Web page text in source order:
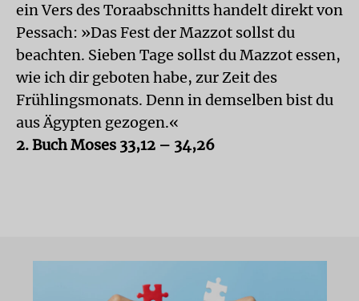
ein Vers des Toraabschnitts handelt direkt von
Pessach: »Das Fest der Mazzot sollst du
beachten. Sieben Tage sollst du Mazzot essen,
wie ich dir geboten habe, zur Zeit des
Frühlingsmonats. Denn in demselben bist du
aus Ägypten gezogen.«
2. Buch Moses 33,12 – 34,26